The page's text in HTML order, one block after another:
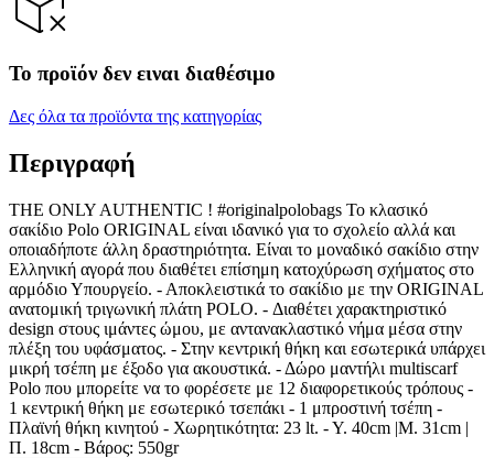
Το προϊόν δεν ειναι διαθέσιμο
Δες όλα τα προϊόντα της κατηγορίας
Περιγραφή
THE ONLY AUTHENTIC ! #originalpolobags Το κλασικό
σακίδιο Polo ORIGINAL είναι ιδανικό για το σχολείο αλλά και
οποιαδήποτε άλλη δραστηριότητα. Είναι τo μοναδικό σακίδιο στην
Ελληνική αγορά που διαθέτει επίσημη κατοχύρωση σχήματος στο
αρμόδιο Υπουργείο. - Αποκλειστικά το σακίδιο με την ORIGINAL
ανατομική τριγωνική πλάτη POLO. - Διαθέτει χαρακτηριστικό
design στους ιμάντες ώμου, με αντανακλαστικό νήμα μέσα στην
πλέξη του υφάσματος. - Στην κεντρική θήκη και εσωτερικά υπάρχει
μικρή τσέπη με έξοδο για ακουστικά. - Δώρο μαντήλι multiscarf
Polo που μπορείτε να το φορέσετε με 12 διαφορετικούς τρόπους -
1 κεντρική θήκη με εσωτερικό τσεπάκι - 1 μπροστινή τσέπη -
Πλαϊνή θήκη κινητού - Χωρητικότητα: 23 lt. - Y. 40cm |Μ. 31cm |
Π. 18cm - Βάρος: 550gr